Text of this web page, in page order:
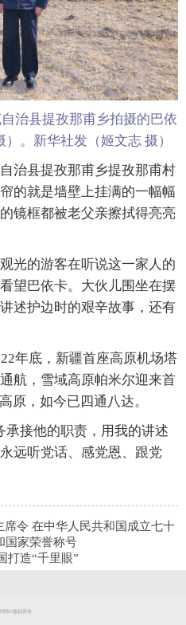
治县提孜那甫乡拍摄的巴依
。新华社发（姬文志 摄）
县提孜那甫乡提孜那甫村
的就是墙壁上挂满的一幅幅
镜框都被老父亲擦拭得亮亮
的游客在听说这一家人的
望巴依卡。大伙儿围坐在摆
述护边时的艰辛故事，还有
底，新疆首座高原机场塔
航，雪域高原帕米尔迎来首
原，如今已四通八达。
接他的职责，用我的讲述
远听党话、感党恩、跟党
席令 在中华人民共和国成立七十
国家荣誉称号
打造“千里眼”
网©版权所有